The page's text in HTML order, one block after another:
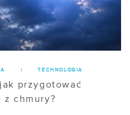
TECHNOLOGIA
przygotować
chmury?